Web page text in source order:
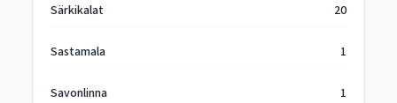
Särkikalat 20
Sastamala 1
Savonlinna 1